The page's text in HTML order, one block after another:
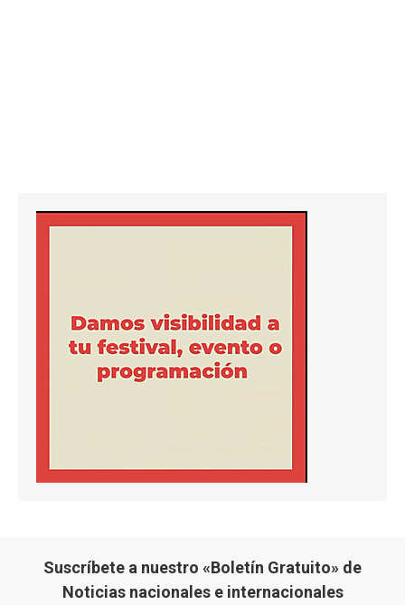
Suscríbete a nuestro «Boletín Gratuito» de
Noticias nacionales e internacionales